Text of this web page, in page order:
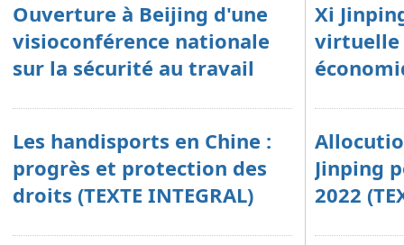
Ouverture à Beijing d'une
visioconférence nationale
sur la sécurité au travail
Les handisports en Chine :
progrès et protection des
droits (TEXTE INTEGRAL)
Xi
virtuelle
Jinping
2022